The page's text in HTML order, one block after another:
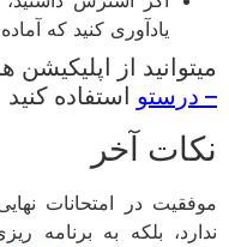
یادآوری کنید که آماده
از اپلیکیشن
استفاده کنید
آخر
در امتحانات نهایی
بلکه به برنامه